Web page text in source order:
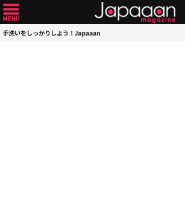
手洗いをしっかりしよう！Japaaan